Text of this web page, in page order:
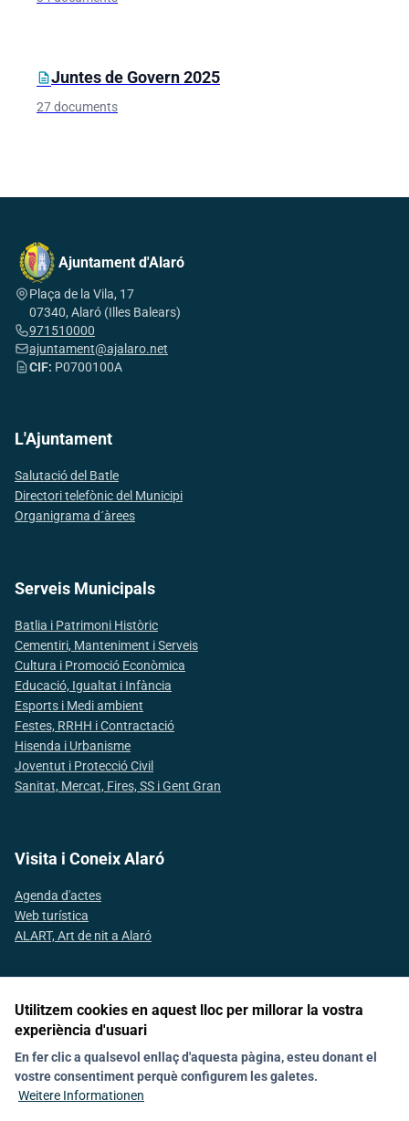
descriptionJuntes de Govern 2025
27 documents
Ajuntament d'Alaró
Plaça de la Vila, 17
07340, Alaró (Illes Balears)
971510000
ajuntament@ajalaro.net
CIF: P0700100A
L'Ajuntament
Salutació del Batle
Directori telefònic del Municipi
Organigrama d´àrees
Serveis Municipals
Batlia i Patrimoni Històric
Cementiri, Manteniment i Serveis
Cultura i Promoció Econòmica
Educació, Igualtat i Infància
Esports i Medi ambient
Festes, RRHH i Contractació
Hisenda i Urbanisme
Joventut i Protecció Civil
Sanitat, Mercat, Fires, SS i Gent Gran
Visita i Coneix Alaró
Agenda d'actes
Web turística
ALART, Art de nit a Alaró
Segueix-nos a les xarxes socials
Política de galetes (Cookies) Agenda
Declaració d'accesibilitat
Utilitzem cookies en aquest lloc per millorar la vostra
experiència d'usuari
En fer clic a qualsevol enllaç d'aquesta pàgina, esteu donant el
vostre consentiment perquè configurem les galetes.
Weitere Informationen